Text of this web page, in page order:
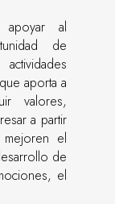
al
de
aporta a
valores,
a partir
el
de
el